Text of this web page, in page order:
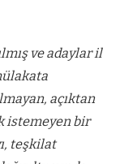
ve adaylar il
açıktan
istemeyen bir
teşkilat